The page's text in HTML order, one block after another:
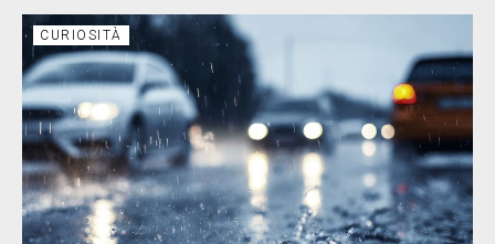
CURIOSITÀ